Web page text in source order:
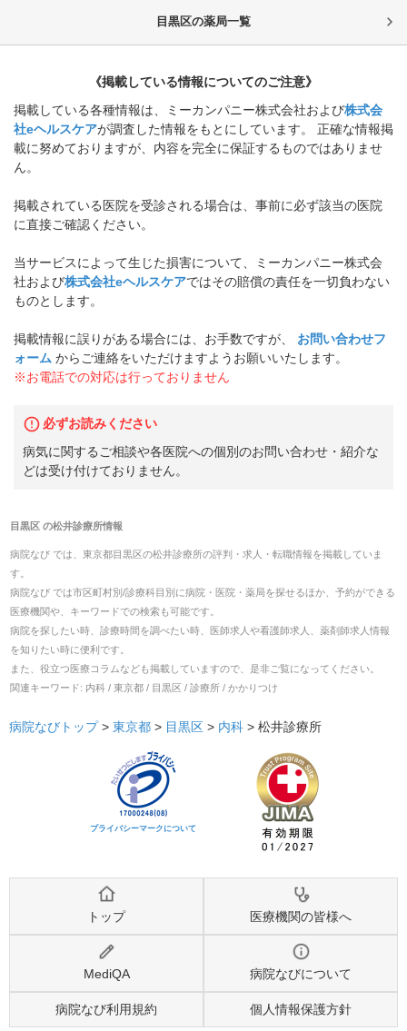
目黒区の薬局一覧
《掲載している情報についてのご注意》
掲載している各種情報は、ミーカンパニー株式会社および株式会
社eヘルスケアが調査した情報をもとにしています。 正確な情報掲
載に努めておりますが、内容を完全に保証するものではありませ
ん。
掲載されている医院を受診される場合は、事前に必ず該当の医院
に直接ご確認ください。
当サービスによって生じた損害について、ミーカンパニー株式会
社および株式会社eヘルスケアではその賠償の責任を一切負わない
ものとします。
掲載情報に誤りがある場合には、お手数ですが、
お問い合わせフ
ォーム からご連絡をいただけますようお願いいたします。
※お電話での対応は行っておりません
必ずお読みください
病気に関するご相談や各医院への個別のお問い合わせ・紹介な
どは受け付けておりません。
目黒区の松井診療所情報
病院なび では、 東京都目黒区の松井診療所の評判・求人・転職情報を掲載していま
す。
病院なび では市区町村別/診療科目別に病院・医院・薬局を探せるほか、予約ができる
医療機関や、キーワードでの検索も可能です。
病院を探したい時、診療時間を調べたい時、医師求人や看護師求人、薬剤師求人情報
を知りたい時に便利です。
また、役立つ医療コラムなども掲載していますので、是非ご覧になってください。
関連キーワード: 内科 / 東京都 / 目黒区 / 診療所 / かかりつけ
病院なびトップ > 東京都 > 目黒区 > 内科 > 松井診療所
プライバシーマークについて
トップ 医療機関の皆様へ
MediQA 病院なびについて
病院なび利用規約 個人情報保護方針